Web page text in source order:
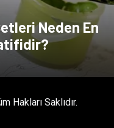
Neden En
Hakları Saklıdır.